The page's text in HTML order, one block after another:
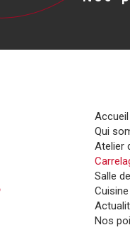
Accueil
Qui
Atelier
Salle
Cuisine
Nos